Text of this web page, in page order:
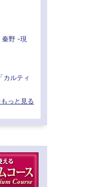
秦野 -現
カルティ
っと見る